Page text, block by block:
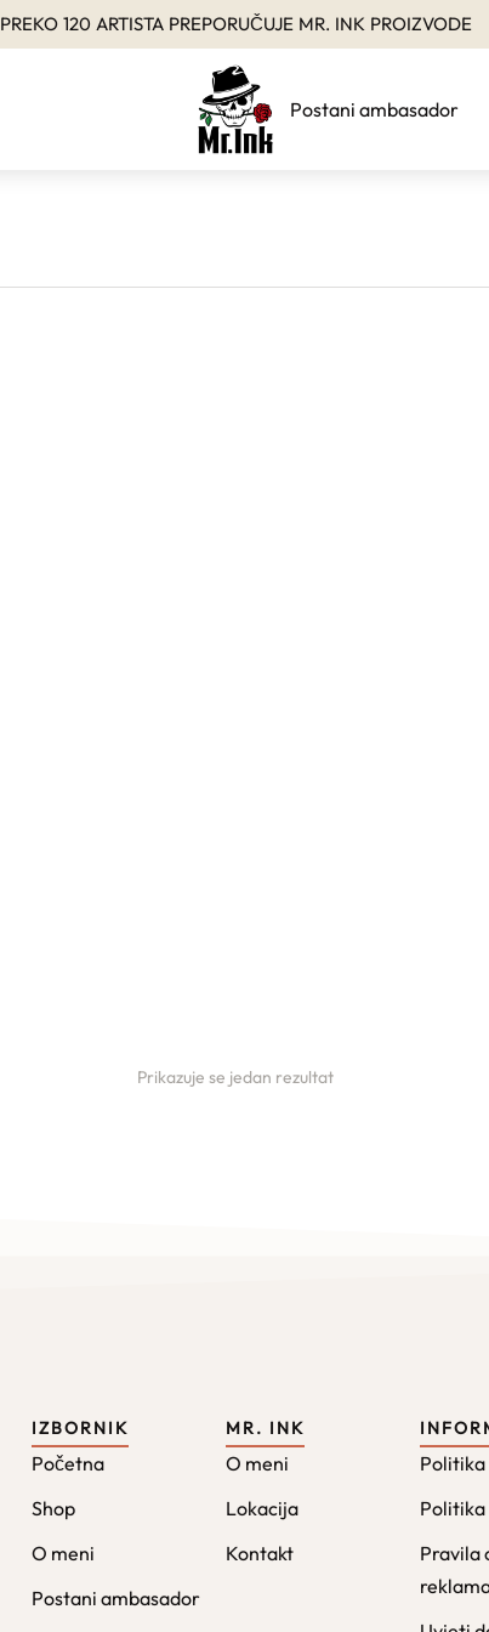
PREKO 120 ARTISTA PREPORUČUJE MR. INK PROIZVODE
Postani ambasador
Prikazuje se jedan rezultat
IZBORNIK
Početna
Shop
O meni
Postani ambasador
MR. INK
O meni
Lokacija
Kontakt
Pravila